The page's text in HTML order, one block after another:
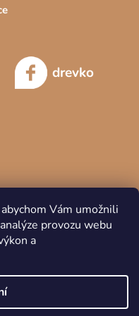
Vám umožnili
provozu webu
a
drevko